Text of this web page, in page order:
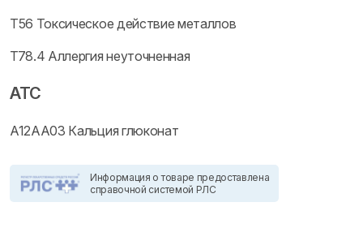
T56 Токсическое действие металлов
T78.4 Аллергия неуточненная
ATC
A12AA03 Кальция глюконат
Информация о товаре предоставлена
справочной системой РЛС